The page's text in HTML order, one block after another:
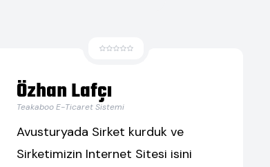
Özhan Lafçı
Teakaboo E-Ticaret Sistemi
Avusturyada Sirket kurduk ve
Sirketimizin Internet Sitesi isini